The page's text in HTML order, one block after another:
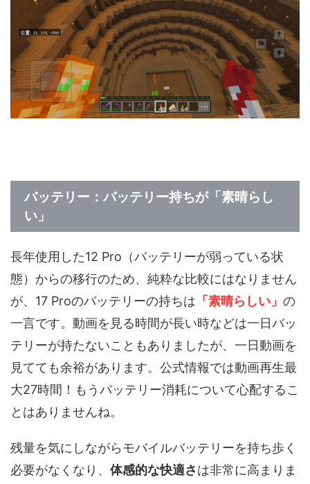
バッテリー：バッテリー持ちが「素晴らし
い」
長年使用した12 Pro（バッテリーが弱っている状
態）からの移行のため、純粋な比較にはなりません
が、17 Proのバッテリーの持ちは 「素晴らしい」 の
一言です。動画を見る時間が長い時などは一日バッ
テリーが持たないこともありましたが、一日動画を
見てても余裕があります。公式情報では動画再生最
大27時間！もうバッテリー消耗について心配するこ
とはありませんね。
残量を気にしながらモバイルバッテリーを持ち歩く
必要がなくなり、 体感的な快適さは非常に高まりま